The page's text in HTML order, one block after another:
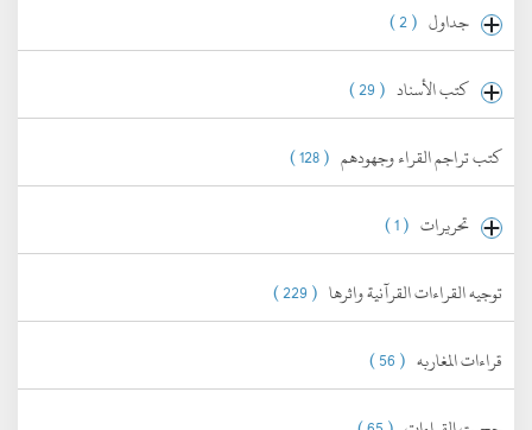
جداول ( 2 )
كتب الأسناد ( 29 )
كتب تراجم القراء وجهودهم ( 128 )
تحريرات ( 1 )
توجيه القراءات القرآنية واثرها ( 229 )
قراءات المغاربه ( 56 )